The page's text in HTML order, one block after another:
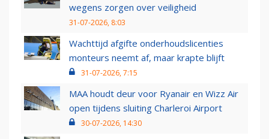
wegens zorgen over veiligheid
31-07-2026, 8:03
Wachttijd afgifte onderhoudslicenties
monteurs neemt af, maar krapte blijft
31-07-2026, 7:15
MAA houdt deur voor Ryanair en Wizz Air
open tijdens sluiting Charleroi Airport
30-07-2026, 14:30